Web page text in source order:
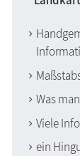
Was
Viele
ein